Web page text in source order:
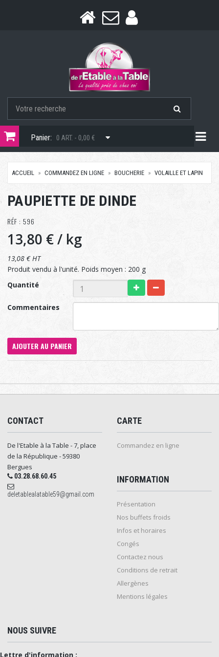
Panier: 0 ART. - 0,00 €
ACCUEIL COMMANDEZ EN LIGNE BOUCHERIE VOLAILLE ET LAPIN
PAUPIETTE DE DINDE
RÉF : 596
13,80 €/ kg
13,08 € HT
Produit vendu à l'unité. Poids moyen : 200 g
Quantité
Commentaires
AJOUTER AU PANIER
CONTACT
De l'Etable à la Table - 7, place
de la République - 59380
Bergues
03.28.68.60.45
deletablealatable59@gmail.com
CARTE
Commandez en ligne
INFORMATION
Présentation
Nos buffets froids
Infos et horaires
Congés
Contactez nous
Conditions de retrait
Allergènes
Mentions légales
NOUS SUIVRE
Lettre d'information :